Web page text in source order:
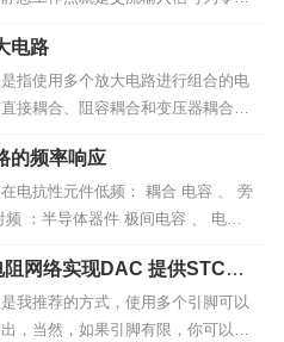
流工作状态。这些电流和电压的值
曲线上的某一点来表示，该点通常称
。静态工作点的作用：（1）确定放
电流的静态值。（2）选择合适的静
止电...
电路
指使用多个放大电路进行组合的电
接耦合、阻容耦合和变压器耦合这
容耦合为了避免电容对缓慢信号的
将两个放大电路进行连接，它能够
能放大交流信号。但是因为每一级
点，也就是工作性能最好的点，但
放大电路耦合的时候，就...
的频率响应
电抗性元件低频： 耦合 电容 、 旁
频 ：半导体器件 极间电容 、 电
)...
网络实现DAC 提供STC代
试通过
我推荐的方式，使用多个引脚可以
，当然，如果引脚有限，你可以使